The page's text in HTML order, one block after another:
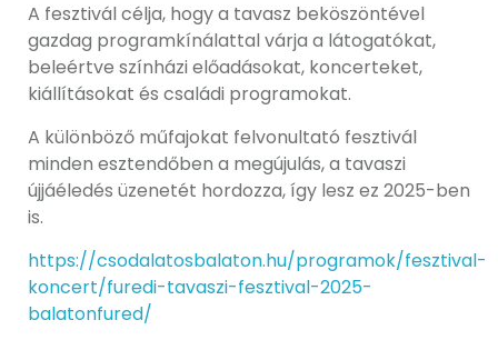
A fesztivál célja, hogy a tavasz beköszöntével
gazdag programkínálattal várja a látogatókat,
beleértve színházi előadásokat, koncerteket,
kiállításokat és családi programokat.
A különböző műfajokat felvonultató fesztivál
minden esztendőben a megújulás, a tavaszi
újjáéledés üzenetét hordozza, így lesz ez 2025-ben
is.
https://csodalatosbalaton.hu/programok/fesztival-
koncert/furedi-tavaszi-fesztival-2025-
balatonfured/